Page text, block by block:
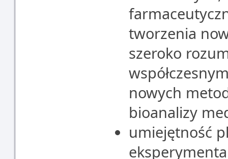
tworzenia
szeroko
nowych
bioanalizy
umiejętność